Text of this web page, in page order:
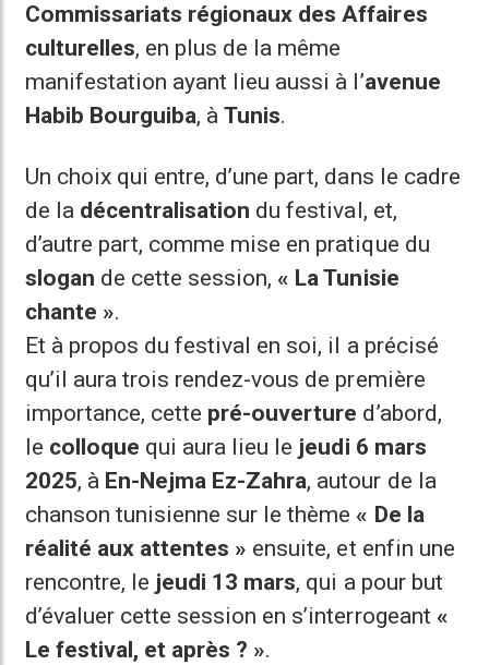
Commissariats régionaux des Affaires
culturelles, en plus de la même
manifestation ayant lieu aussi à l’avenue
Habib Bourguiba, àTunis.
Un choix qui entre, d’une part, dans le cadre
de la décentralisation du festival, et,
d’autre part, comme mise en pratique du
slogan de cette session, « La Tunisie
chante ».
Et à propos du festival en soi, il a précisé
qu’il aura trois rendez-vous de première
importance, cette pré-ouverture d’abord,
le colloque qui aura lieu le jeudi 6 mars
2025, à En-Nejma Ez-Zahra, autour de la
chanson tunisienne sur le thème « De la
réalité aux attentes » ensuite, et enfin une
rencontre, le jeudi 13 mars, qui a pour but
d’évaluer cette session en s’interrogeant «
Le festival, et après ? ».